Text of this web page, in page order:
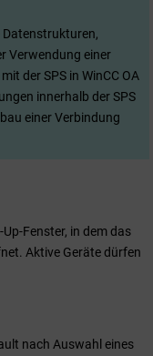
Datenstrukturen,
Verwendung einer
mit der SPS in WinCC OA
innerhalb der SPS
einer Verbindung
Fenster, in dem das
Aktive Geräte dürfen
nach Auswahl eines